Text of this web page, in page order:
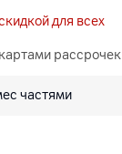
для всех
рассрочек
частями